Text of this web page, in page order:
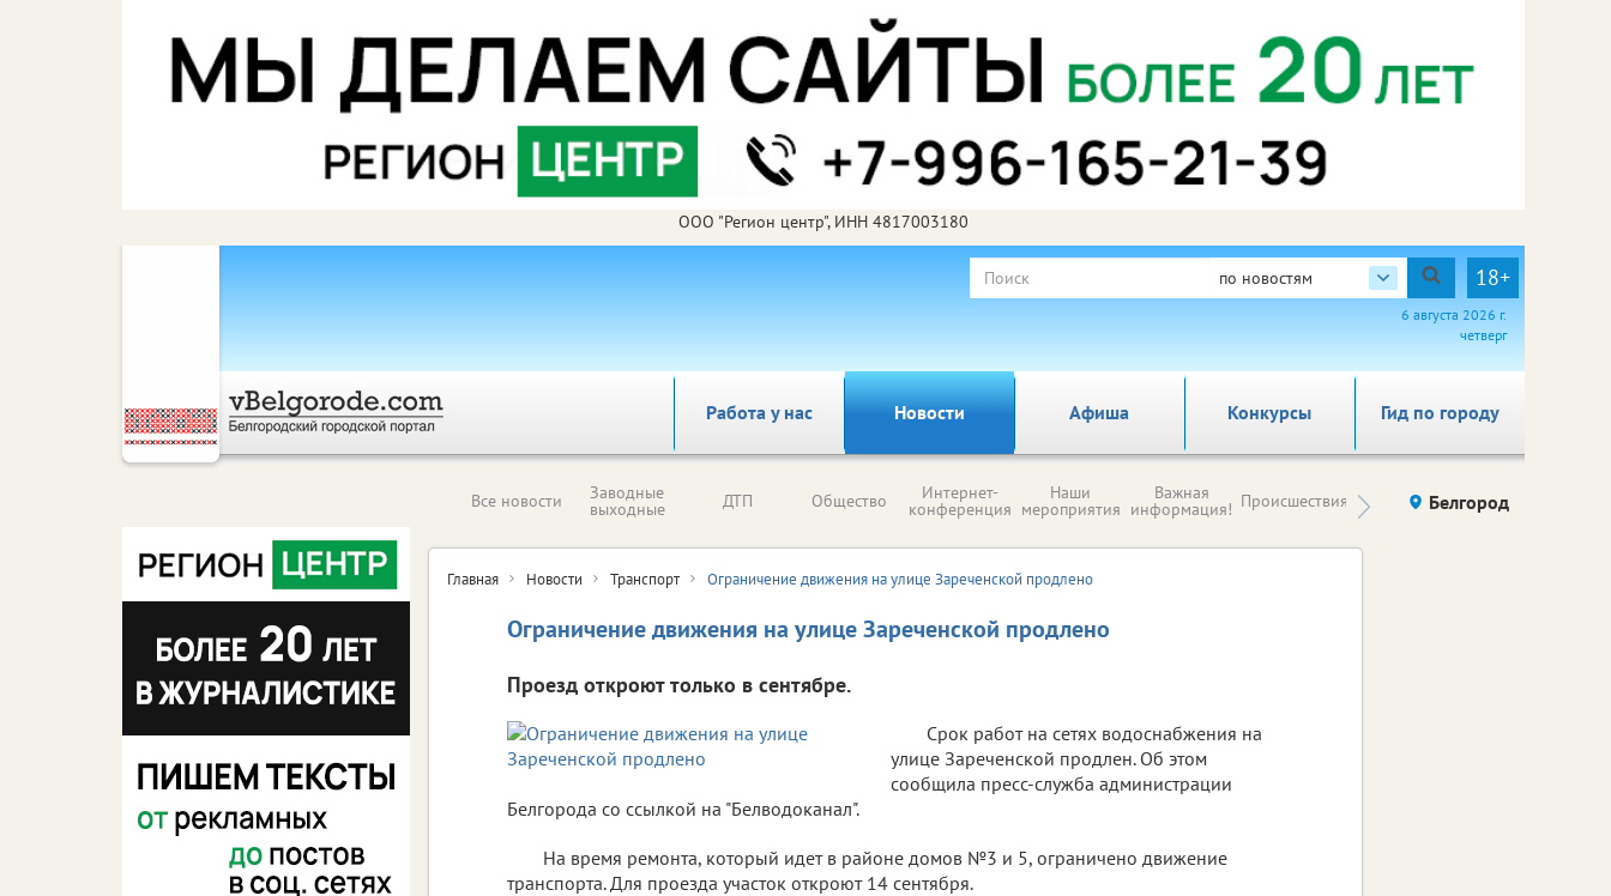
ООО "Регион центр", ИНН 4817003180
по новостям 18+
6 августа 2026 г.
четверг
Работа у нас Новости Афиша Гид по городу
Конкурсы
Все новости Заводные
выходные ДТП Общество Интернет-
конференция
Наши
мероприятия
Важная
информация! Происшествия Здоровье компаний (на
правах
Белгород
Главная Новости Транспорт Ограничение движения на улице Зареченской продлено
Ограничение движения на улице Зареченской продлено
Проезд откроют только в сентябре.
Срок работ на сетях водоснабжения на
улице Зареченской продлен. Об этом
сообщила пресс-служба администрации
Белгорода со ссылкой на "Белводоканал".
На время ремонта, который идет в районе домов №3 и 5, ограничено движение
транспорта. Для проезда участок откроют 14 сентября.